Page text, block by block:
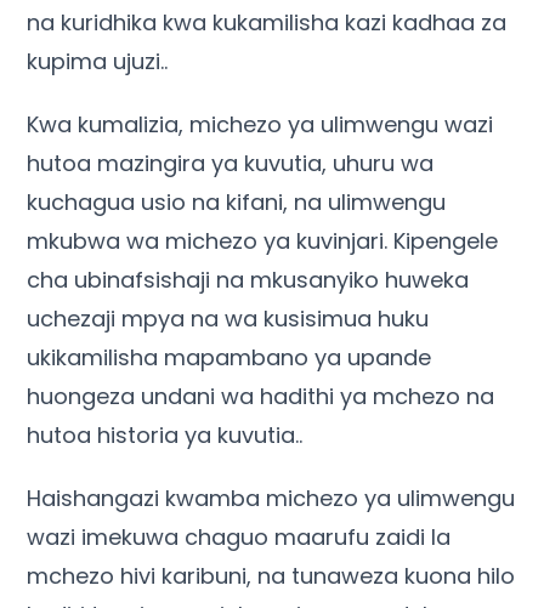
na kuridhika kwa kukamilisha kazi kadhaa za
kupima ujuzi..
Kwa kumalizia, michezo ya ulimwengu wazi
hutoa mazingira ya kuvutia, uhuru wa
kuchagua usio na kifani, na ulimwengu
mkubwa wa michezo ya kuvinjari. Kipengele
cha ubinafsishaji na mkusanyiko huweka
uchezaji mpya na wa kusisimua huku
ukikamilisha mapambano ya upande
huongeza undani wa hadithi ya mchezo na
hutoa historia ya kuvutia..
Haishangazi kwamba michezo ya ulimwengu
wazi imekuwa chaguo maarufu zaidi la
mchezo hivi karibuni, na tunaweza kuona hilo